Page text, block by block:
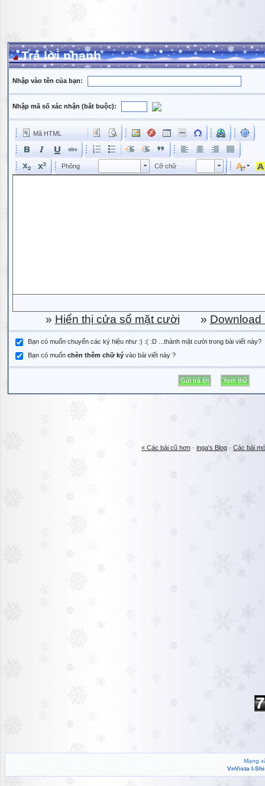
Trả lời nhanh
Nhập vào tên của bạn:
Nhập mã số xác nhận (bắt buộc):
Mã HTML
Phông Phông Cỡ chữ Kích cỡ phông
» Hiển thị cửa sổ mặt cười » Download
Bạn có muốn chuyển các ký hiệu như :) :( :D ...thành mặt cười trong bài viết này?
Bạn có muốn chèn thêm chữ ký vào bài viết này ?
« Các bài cũ hơn · inga's Blog · Các bài
Mạng
VnVista I-